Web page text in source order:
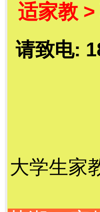
适家教
请致电:
大学生家